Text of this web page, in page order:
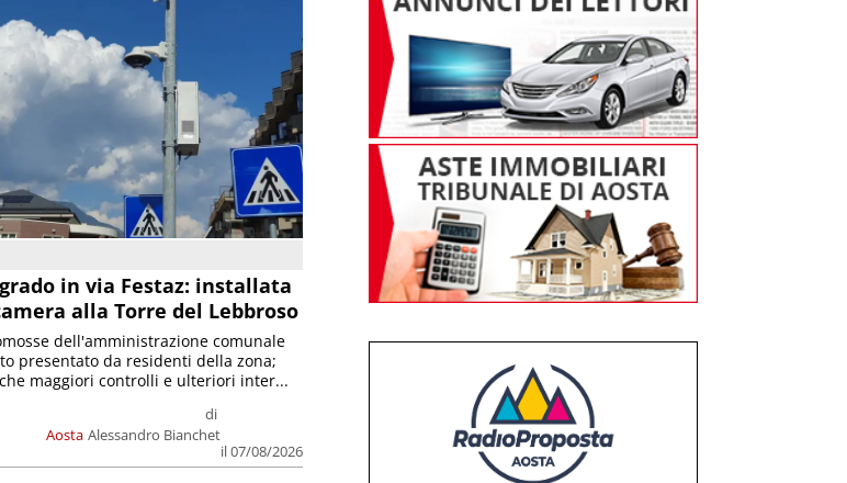
in via Festaz: installata
alla Torre del Lebbroso
Aosta
di
Alessandro Bianchet
il 07/08/2026
dell'amministrazione comunale
presentato da residenti della zona;
maggiori controlli e ulteriori inter...